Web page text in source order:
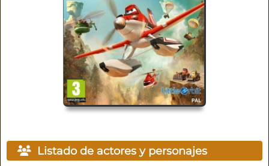
Listado de actores y personajes